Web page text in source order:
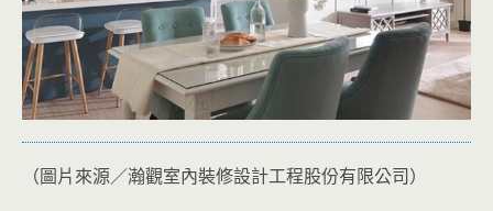
（圖片來源／瀚觀室內裝修設計工程股份有限公司）